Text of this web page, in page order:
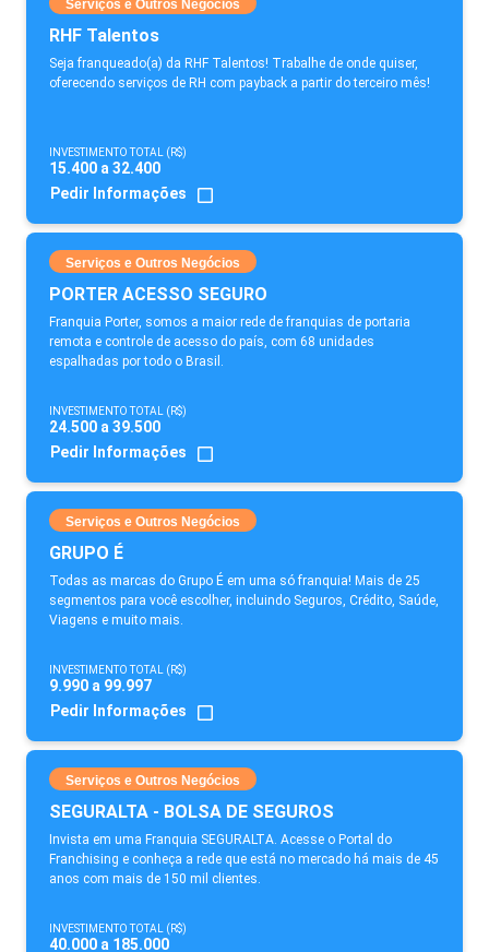
Serviços e Outros Negócios
RHF Talentos
Seja franqueado(a) da RHF Talentos! Trabalhe de onde quiser,
oferecendo serviços de RH com payback a partir do terceiro mês!
INVESTIMENTO TOTAL (R$)
15.400 a 32.400
Pedir Informações
Serviços e Outros Negócios
PORTER ACESSO SEGURO
Franquia Porter, somos a maior rede de franquias de portaria
remota e controle de acesso do país, com 68 unidades
espalhadas por todo o Brasil.
INVESTIMENTO TOTAL (R$)
24.500 a 39.500
Pedir Informações
Serviços e Outros Negócios
GRUPO É
Todas as marcas do Grupo É em uma só franquia! Mais de 25
segmentos para você escolher, incluindo Seguros, Crédito, Saúde,
Viagens e muito mais.
INVESTIMENTO TOTAL (R$)
9.990 a 99.997
Pedir Informações
Serviços e Outros Negócios
SEGURALTA - BOLSA DE SEGUROS
Invista em uma Franquia SEGURALTA. Acesse o Portal do
Franchising e conheça a rede que está no mercado há mais de 45
anos com mais de 150 mil clientes.
INVESTIMENTO TOTAL (R$)
40.000 a 185.000